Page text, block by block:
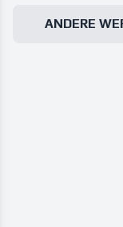
ANDERE